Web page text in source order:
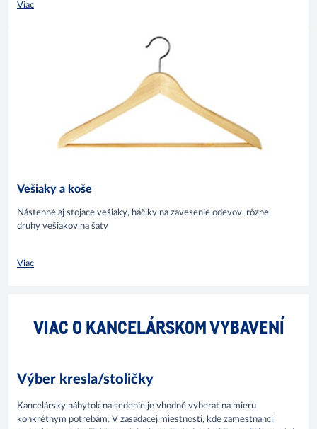
Viac
Vešiaky a koše
Nástenné aj stojace vešiaky, háčiky na zavesenie odevov, rôzne
druhy vešiakov na šaty
Viac
VIAC O KANCELÁRSKOM VYBAVENÍ
Výber kresla/stoličky
Kancelársky nábytok na sedenie je vhodné vyberať na mieru
konkrétnym potrebám. V zasadacej miestnosti, kde zamestnanci